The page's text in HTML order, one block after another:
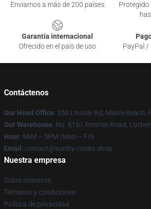
Enviamos a más de 200 países
Protegido
Garantía internacional
Ofrecido en el país de uso
PayPal /
Contáctenos
Our Head Office: 350 Lincoln Rd, Miami Beach,
Our Warehouse: No. 6161 Renmin Road,
Hour: 9AM – 5PM (Mon – Fri)
Email : contact@surthy-cooks.shop
Nuestra empresa
Sobre nosotros
Términos y condiciones
Política de privacidad